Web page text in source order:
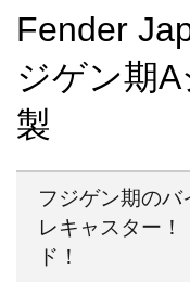
Fender
ジゲン期
製
フジゲン期の
レキャスター
ド！